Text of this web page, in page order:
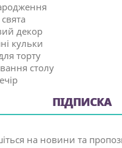
декор
кульки
торту
столу
ПІДПИСКА
на новини та